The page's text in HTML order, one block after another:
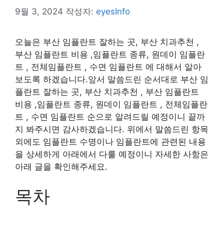
9월 3, 2024 작성자: eyesInfo
오늘은 부산 임플란트 잘하는 곳, 부산 치과추천 ,
부산 임플란트 비용 ,임플란트 종류, 원데이 임플란
트 , 전체임플란트 , 수면 임플란트 에 대해서 알아
보도록 하겠습니다.앞서 말씀드린 순서대로 부산 임
플란트 잘하는 곳, 부산 치과추천 , 부산 임플란트
비용 ,임플란트 종류, 원데이 임플란트 , 전체임플란
트 , 수면 임플란트 순으로 알려드릴 예정이니 끝까
지 봐주시면 감사하겠습니다. 위에서 말씀드린 항목
외에도 임플란트 수명이나 임플란트에 관련된 내용
을 상세하게 아래에서 다룰 예정이니 자세한 사항은
아래 글을 확인해주세요.
목차